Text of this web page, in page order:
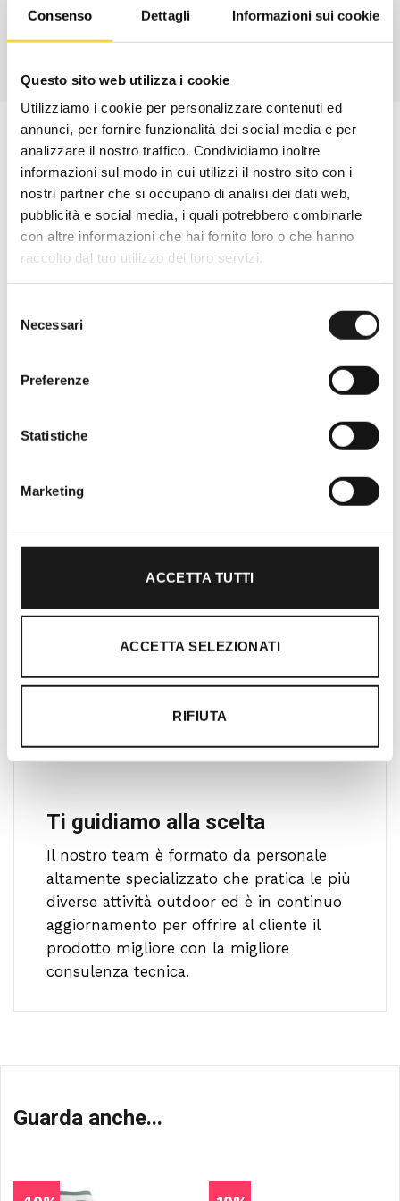
Consenso Dettagli Informazioni sui cookie
Questo sito web utilizza i cookie
Utilizziamo i cookie per personalizzare contenuti ed
annunci, per fornire funzionalità dei social media e per
analizzare il nostro traffico. Condividiamo inoltre
informazioni sul modo in cui utilizzi il nostro sito con i
nostri partner che si occupano di analisi dei dati web,
pubblicità e social media, i quali potrebbero combinarle
con altre informazioni che hai fornito loro o che hanno
raccolto dal tuo utilizzo dei loro servizi.
delNecessari
Preferenze
Statistiche
Marketing
ACCETTA TUTTI
ACCETTA SELEZIONATI
RIFIUTA
per amanti dell’outdoor a Roma e nel
clienti con professionalità, rendendo
gratificante.
Ti guidiamo alla scelta
Il nostro team è formato da personale
altamente specializzato che pratica le più
diverse attività outdoor ed è in continuo
aggiornamento per offrire al cliente il
prodotto migliore con la migliore
consulenza tecnica.
Guarda anche...